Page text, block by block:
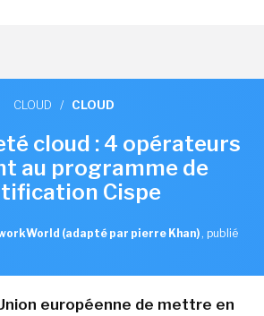
CLOUD / CLOUD
cloud : 4 opérateurs
au programme de
Cispe
(adapté par pierre Khan) , publié
européenne de mettre en